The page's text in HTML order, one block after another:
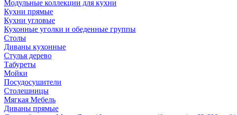
Модульные коллекции для кухни
Кухни прямые
Кухни угловые
Кухонные уголки и обеденные группы
Столы
Диваны кухонные
Стулья дерево
Табуреты
Мойки
Посудосушители
Столешницы
Мягкая Мебель
Диваны прямые